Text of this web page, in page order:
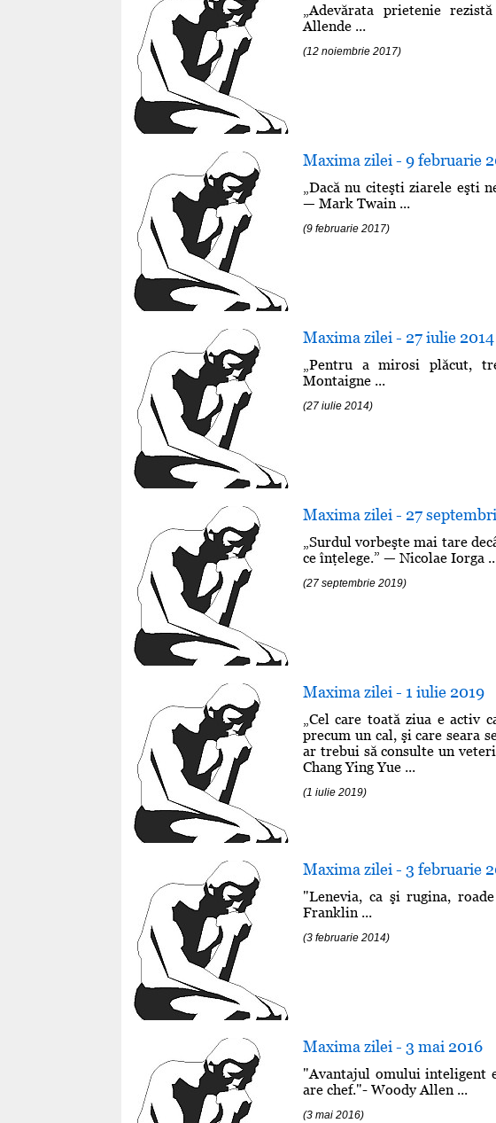
„Adevărata prietenie
Allende ...
(12 noiembrie 2017)
Maxima zilei - 9 februarie
„Dacă nu citeşti ziarele eşti
— Mark Twain ...
(9 februarie 2017)
Maxima zilei - 27 iulie 2014
„Pentru a mirosi plăcut,
Montaigne ...
(27 iulie 2014)
Maxima zilei - 27
„Surdul vorbeşte mai tare
ce înţelege.” — Nicolae Iorga
(27 septembrie 2019)
Maxima zilei - 1 iulie 2019
„Cel care toată ziua e activ
precum un cal, şi care seara
ar trebui să consulte un
Chang Ying Yue ...
(1 iulie 2019)
Maxima zilei - 3 februarie
"Lenevia, ca şi rugina,
Franklin ...
(3 februarie 2014)
Maxima zilei - 3 mai 2016
"Avantajul omului inteligent
are chef."- Woody Allen ...
(3 mai 2016)